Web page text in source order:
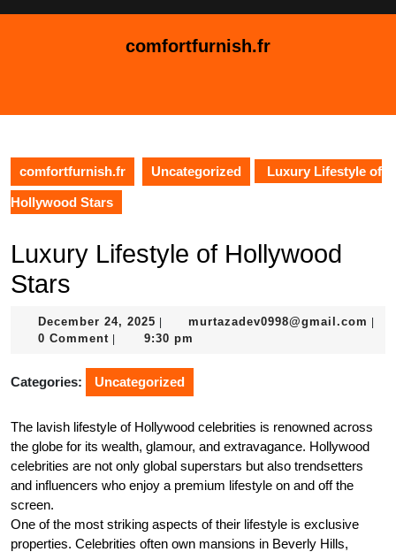
comfortfurnish.fr
comfortfurnish.fr Uncategorized Luxury Lifestyle of
Hollywood Stars
Luxury Lifestyle of Hollywood
Stars
December 24, 2025 December
24,
murtazadev0998@gmail.com
0 Comment 9:30 pm
Categories: Uncategorized
The lavish lifestyle of Hollywood celebrities is renowned across
the globe for its wealth, glamour, and extravagance. Hollywood
celebrities are not only global superstars but also trendsetters
and influencers who enjoy a premium lifestyle on and off the
screen.
One of the most striking aspects of their lifestyle is exclusive
properties. Celebrities often own mansions in Beverly Hills,